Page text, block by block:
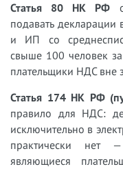
Статья 80 НК РФ
подавать
и ИП со
свыше 100 человек
плательщики НДС вне
Статья 174 НК РФ
правило для НДС:
исключительно в
практически нет
являющиеся